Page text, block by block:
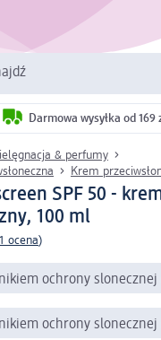
Darmowa wysyłka od 169
& perfumy
Krem
SPF 50 -
100 ml
1 ocena)
ochrony slonecznej
ochrony slonecznej